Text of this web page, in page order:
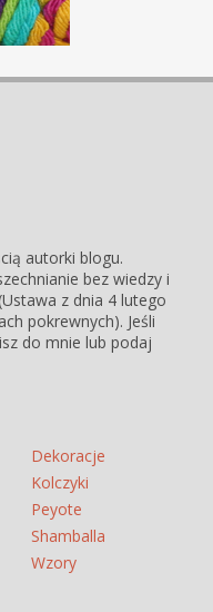
autorki blogu.
bez wiedzy i
z dnia 4 lutego
pokrewnych). Jeśli
do mnie lub podaj
Dekoracje
Kolczyki
Peyote
Shamballa
Wzory